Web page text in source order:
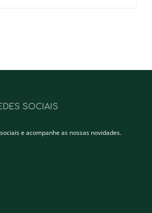
SOCIAIS
e acompanhe as nossas novidades.